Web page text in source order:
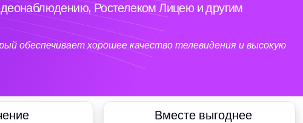
Ростелеком Лицею и другим
обеспечивает хорошее качество телевидения и высокую
Вместе выгоднее